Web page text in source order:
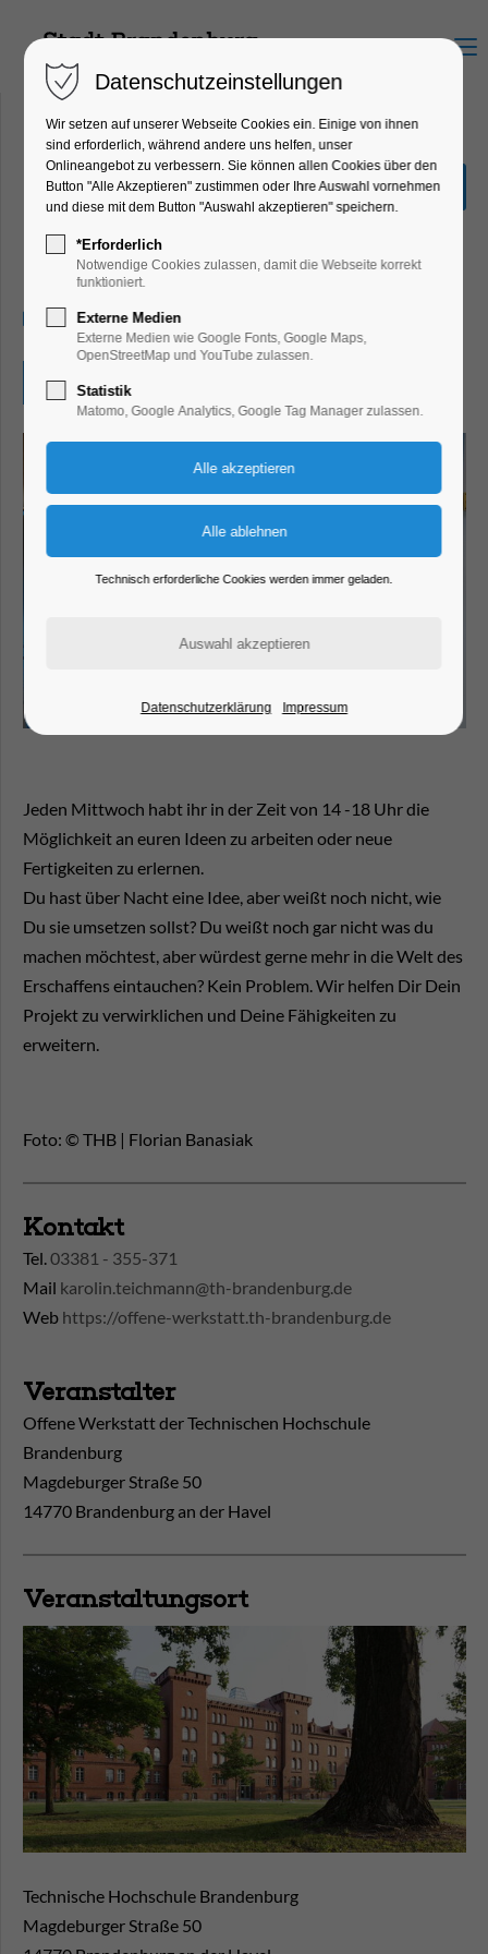
Menu
Offene Werkstatt: Open
Lab Day
Bildung, Vortrag, Kinder, Jugend,
Mitmach-Aktion
13.05.2026, 14:00–18:00
Eintritt frei
Jeden Mittwoch habt ihr in der Zeit von 14 -18 Uhr die
Möglichkeit an euren Ideen zu arbeiten oder neue
Fertigkeiten zu erlernen.
Du hast über Nacht eine Idee, aber weißt noch nicht, wie
Du sie umsetzen sollst? Du weißt noch gar nicht was du
machen möchtest, aber würdest gerne mehr in die Welt des
Erschaffens eintauchen? Kein Problem. Wir helfen Dir Dein
Projekt zu verwirklichen und Deine Fähigkeiten zu
erweitern.
Foto: © THB | Florian Banasiak
Kontakt
Tel.03381 - 355-371
Mail karolin.teichmann@th-brandenburg.de
Web https://offene-werkstatt.th-brandenburg.de
Veranstalter
Offene Werkstatt der Technischen Hochschule
Brandenburg
Magdeburger Straße 50
14770 Brandenburg an der Havel
Veranstaltungsort
Technische Hochschule Brandenburg
Magdeburger Straße 50
Datenschutzeinstellungen
Wir setzen auf unserer Webseite Cookies ein. Einige von ihnen
sind erforderlich, während andere uns helfen, unser
Onlineangebot zu verbessern. Sie können allen Cookies über den
Button "Alle Akzeptieren" zustimmen oder Ihre Auswahl vornehmen
und diese mit dem Button "Auswahl akzeptieren" speichern.
*Erforderlich
Notwendige Cookies zulassen, damit die Webseite korrekt
funktioniert.
Externe Medien
Externe Medien wie Google Fonts, Google Maps,
OpenStreetMap und YouTube zulassen.
Statistik
Matomo, Google Analytics, Google Tag Manager zulassen.
Technisch erforderliche Cookies werden immer geladen.
Datenschutzerklärung Impressum